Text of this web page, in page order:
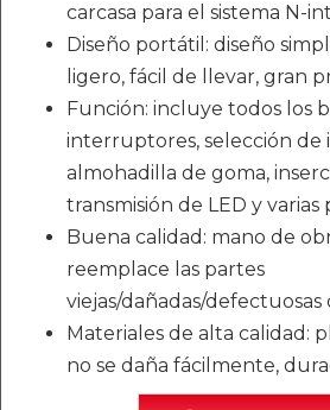
carcasa para el sistema N-
Diseño portátil: diseño
ligero, fácil de llevar, gran
Función: incluye todos los
interruptores, selección de
almohadilla de goma,
transmisión de LED y varias
Buena calidad: mano de
reemplace las partes
viejas/dañadas/defectuosas
Materiales de alta calidad:
no se daña fácilmente,